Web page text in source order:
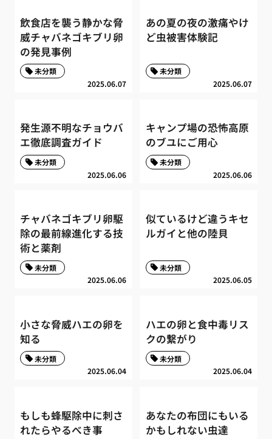
飲食店を襲う静かな脅
威チャバネゴキブリ卵
の発見事例
2025.06.07
未分類
あの夏の夜の激痛やけ
ど虫被害体験記
2025.06.07
未分類
発生源不明なチョウバ
エ徹底調査ガイド
2025.06.06
未分類
キャンプ場の恐怖高原
のブユにご用心
2025.06.06
未分類
チャバネゴキブリ卵駆
除の最前線進化する技
術と薬剤
2025.06.06
未分類
似ているけど違うキセ
ルガイと他の陸貝
2025.06.05
未分類
小さな脅威ハエの卵を
知る
2025.06.04
未分類
ハエの卵と食中毒リス
クの繋がり
2025.06.04
未分類
もしも蜂駆除中に刺さ
れたらやるべき事
あなたの布団にもいる
かもしれない虫達